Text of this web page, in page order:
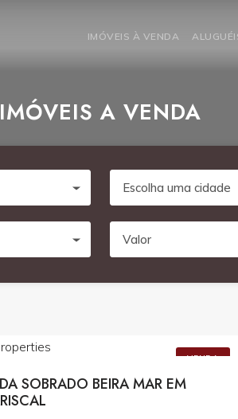
IMÓVEIS À VENDA
IMÓVEIS A VENDA
Escolha uma cidade
Valor
VENDA
SOBRADO BEIRA MAR EM